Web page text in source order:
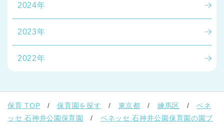
2024年
2023年
2022年
保育 TOP 保育園を探す 東京都 練馬区
ベネ
ッセ 石神井公園保育園
ベネッセ 石神井公園保育園の園ブ